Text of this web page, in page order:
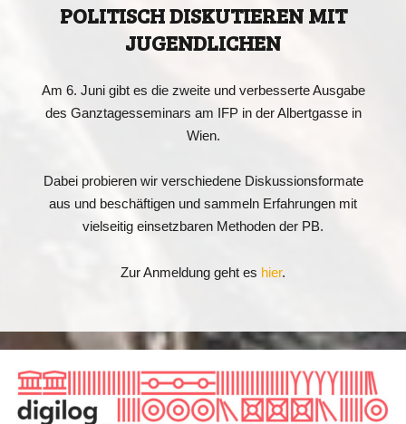
POLITISCH DISKUTIEREN MIT
JUGENDLICHEN
Am 6. Juni gibt es die zweite und verbesserte Ausgabe
des Ganztagesseminars am IFP in der Albertgasse in
Wien.
Dabei probieren wir verschiedene Diskussionsformate
aus und beschäftigen und sammeln Erfahrungen mit
vielseitig einsetzbaren Methoden der PB.
Zur Anmeldung geht es hier.